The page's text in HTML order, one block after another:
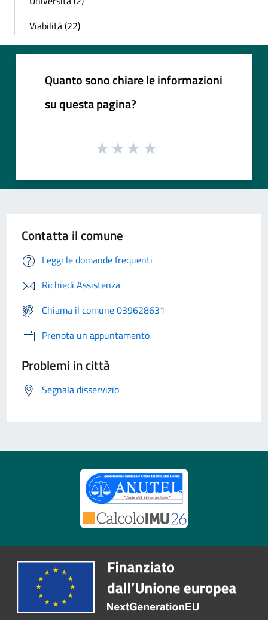
Viabilità (22)
Quanto sono chiare le informazioni
su questa pagina?
Contatta il comune
Leggi le domande frequenti
Richiedi Assistenza
Chiama il comune 039628631
Prenota un appuntamento
Problemi in città
Segnala disservizio